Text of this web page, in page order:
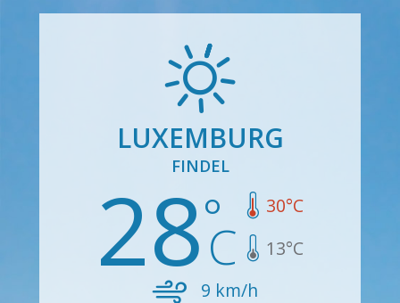
LUXEMBURG
FINDEL
28 30°C
13°C
9 km/h